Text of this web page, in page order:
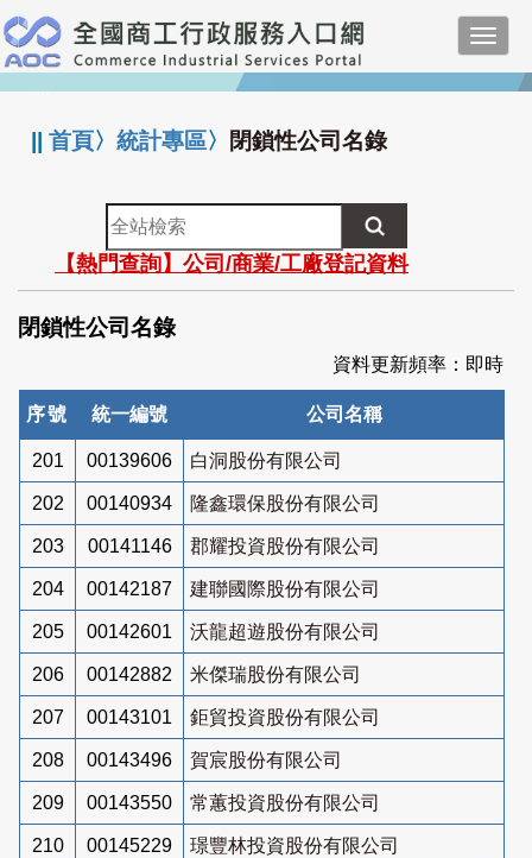
跳
到
主
要
:::
||首頁〉統計專區〉 閉鎖性公司名錄
全
站
檢
索
【熱門查詢】公司/商業/工廠登記資料
閉鎖性公司名錄
資料更新頻率：即時
序號 統一編號 公司名稱
201 00139606 白洞股份有限公司
202 00140934 隆鑫環保股份有限公司
203 00141146 郡耀投資股份有限公司
204 00142187 建聯國際股份有限公司
205 00142601 沃龍超遊股份有限公司
206 00142882 米傑瑞股份有限公司
207 00143101 鉅貿投資股份有限公司
208 00143496 賀宸股份有限公司
209 00143550 常蕙投資股份有限公司
210 00145229 璟豐林投資股份有限公司